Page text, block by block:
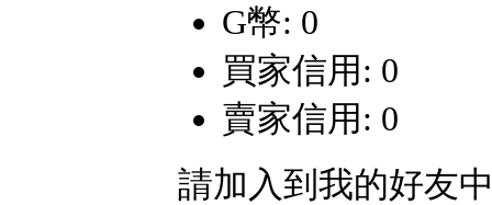
G幣: 0
買家信用: 0
賣家信用: 0
請加入到我的好友